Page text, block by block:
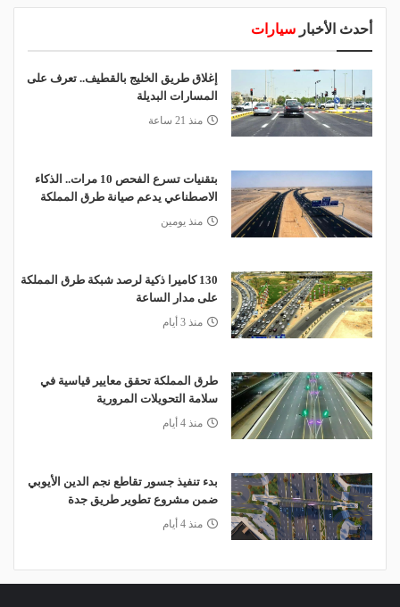
أحدث الأخبار سيارات
إغلاق طريق الخليج بالقطيف.. تعرف على
المسارات البديلة
منذ 21 ساعة
بتقنيات تسرع الفحص 10 مرات.. الذكاء
الاصطناعي يدعم صيانة طرق المملكة
منذ يومين
130 كاميرا ذكية لرصد شبكة طرق المملكة
على مدار الساعة
منذ 3 أيام
طرق المملكة تحقق معايير قياسية في
سلامة التحويلات المرورية
منذ 4 أيام
بدء تنفيذ جسور تقاطع نجم الدين الأيوبي
ضمن مشروع تطوير طريق جدة
منذ 4 أيام